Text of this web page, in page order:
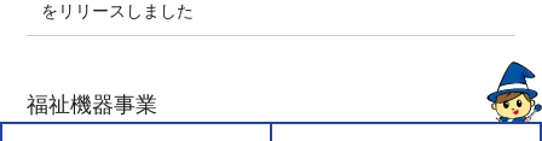
をリリースしました
福祉機器事業